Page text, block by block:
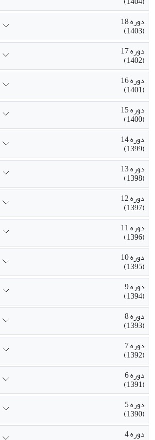
دوره 18
(1403)
دوره 17
(1402)
دوره 16
(1401)
دوره 15
(1400)
دوره 14
(1399)
دوره 13
(1398)
دوره 12
(1397)
دوره 11
(1396)
دوره 10
(1395)
دوره 9
(1394)
دوره 8
(1393)
دوره 7
(1392)
دوره 6
(1391)
دوره 5
(1390)
دوره 4